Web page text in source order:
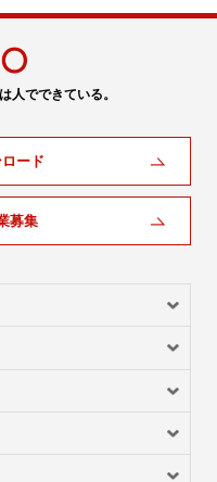
人でできている。
ード
募集